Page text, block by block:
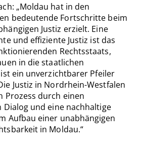
„Moldau hat in den
bedeutende Fortschritte beim
Justiz erzielt. Eine
und effiziente Justiz ist das
Rechtsstaats,
in die staatlichen
ein unverzichtbarer Pfeiler
Justiz in Nordrhein-Westfalen
Prozess durch einen
und eine nachhaltige
Aufbau einer unabhängigen
in Moldau.“